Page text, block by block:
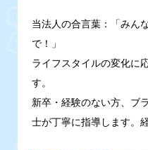
当法人の合言葉：「みん
で！」
ライフスタイルの変化に
す。
新卒・経験のない方、ブ
士が丁寧に指導します。